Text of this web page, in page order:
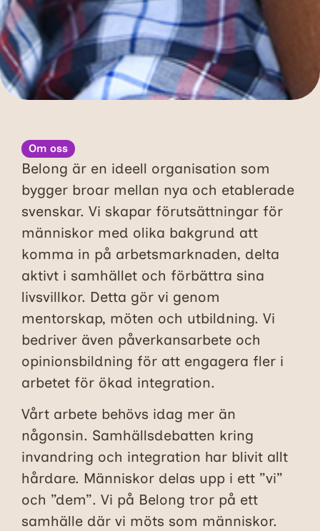
Om oss
Belong är en ideell organisation som
bygger broar mellan nya och etablerade
svenskar. Vi skapar förutsättningar för
människor med olika bakgrund att
komma in på arbetsmarknaden, delta
aktivt i samhället och förbättra sina
livsvillkor. Detta gör vi genom
mentorskap, möten och utbildning. Vi
bedriver även påverkansarbete och
opinionsbildning för att engagera fler i
arbetet för ökad integration.
Vårt arbete behövs idag mer än
någonsin. Samhällsdebatten kring
invandring och integration har blivit allt
hårdare. Människor delas upp i ett ”vi”
och ”dem”. Vi på Belong tror på ett
samhälle där vi möts som människor.